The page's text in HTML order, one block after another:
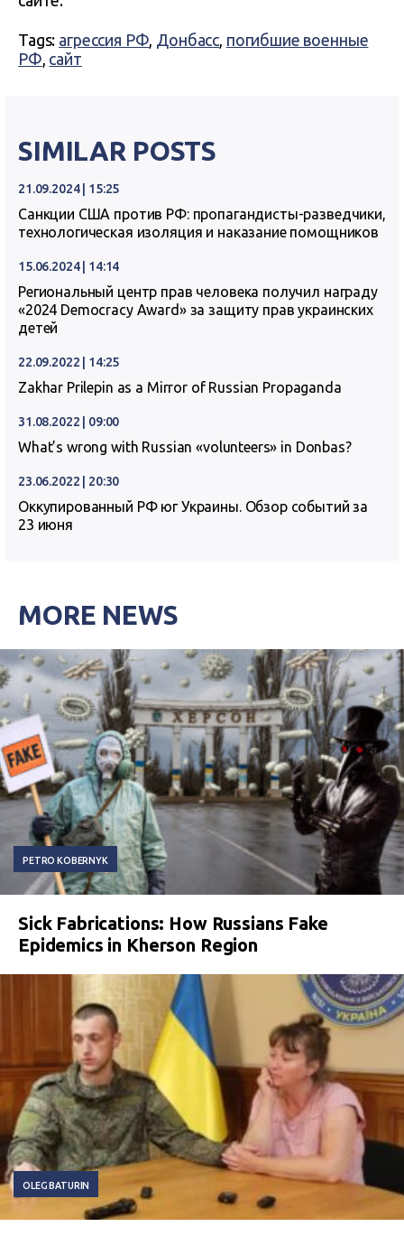
Tags: агрессия РФ, Донбасс, погибшие военные
РФ, сайт
SIMILAR POSTS
21.09.2024 | 15:25
Санкции США против РФ: пропагандисты-разведчики,
технологическая изоляция и наказание помощников
15.06.2024 | 14:14
Региональный центр прав человека получил награду
«2024 Democracy Award» за защиту прав украинских
детей
22.09.2022 | 14:25
Zakhar Prilepin as a Mirror of Russian Propaganda
31.08.2022 | 09:00
What’s wrong with Russian «volunteers» in Donbas?
23.06.2022 | 20:30
Оккупированный РФ юг Украины. Обзор событий за
23 июня
MORE NEWS
PETRO KOBERNYK
Sick Fabrications: How Russians Fake
Epidemics in Kherson Region
OLEG BATURIN